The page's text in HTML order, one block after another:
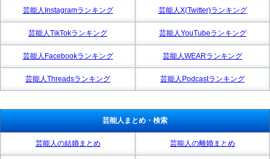
芸能人Instagramランキング 芸能人X(Twitter)ランキング
芸能人TikTokランキング 芸能人YouTubeランキング
芸能人Facebookランキング 芸能人WEARランキング
芸能人Threadsランキング 芸能人Podcastランキング
芸能人まとめ・検索
芸能人の結婚まとめ 芸能人の離婚まとめ